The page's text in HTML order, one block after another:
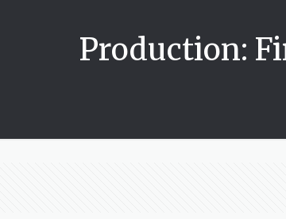
Production: